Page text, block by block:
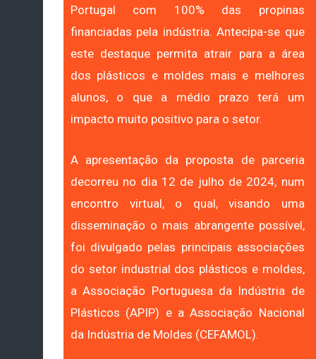
Portugal com 100% das propinas
financiadas pela indústria. Antecipa-se que
este destaque permita atrair para a área
dos plásticos e moldes mais e melhores
alunos, o que a médio prazo terá um
impacto muito positivo para o setor.
A apresentação da proposta de parceria
decorreu no dia 12 de julho de 2024, num
encontro virtual, o qual, visando uma
disseminação o mais abrangente possível,
foi divulgado pelas principais associações
do setor industrial dos plásticos e moldes,
a Associação Portuguesa da Indústria de
Plásticos (APIP) e a Associação Nacional
da Indústria de Moldes (CEFAMOL).